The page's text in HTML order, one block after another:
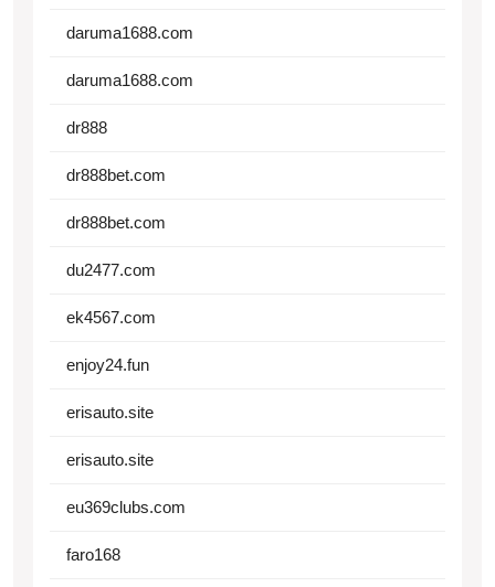
daruma1688.com
daruma1688.com
dr888
dr888bet.com
dr888bet.com
du2477.com
ek4567.com
enjoy24.fun
erisauto.site
erisauto.site
eu369clubs.com
faro168